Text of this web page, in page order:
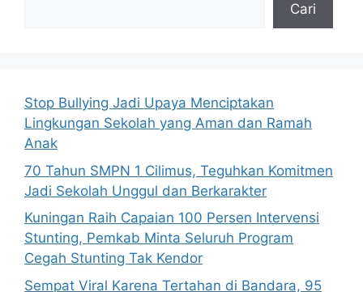
Cari
Stop Bullying Jadi Upaya Menciptakan
Lingkungan Sekolah yang Aman dan Ramah
Anak
70 Tahun SMPN 1 Cilimus, Teguhkan Komitmen
Jadi Sekolah Unggul dan Berkarakter
Kuningan Raih Capaian 100 Persen Intervensi
Stunting, Pemkab Minta Seluruh Program
Cegah Stunting Tak Kendor
Sempat Viral Karena Tertahan di Bandara, 95